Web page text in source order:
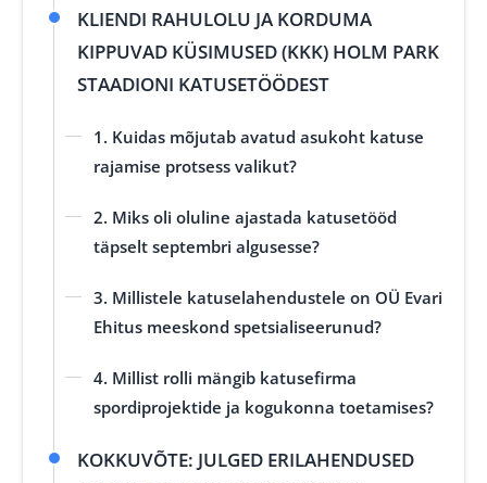
KLIENDI RAHULOLU JA KORDUMA
KIPPUVAD KÜSIMUSED (KKK) HOLM PARK
STAADIONI KATUSETÖÖDEST
1. Kuidas mõjutab avatud asukoht katuse
rajamise protsess valikut?
2. Miks oli oluline ajastada katusetööd
täpselt septembri algusesse?
3. Millistele katuselahendustele on OÜ Evari
Ehitus meeskond spetsialiseerunud?
4. Millist rolli mängib katusefirma
spordiprojektide ja kogukonna toetamises?
KOKKUVÕTE: JULGED ERILAHENDUSED